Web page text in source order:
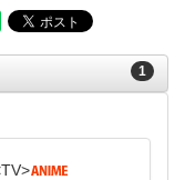
1
TV